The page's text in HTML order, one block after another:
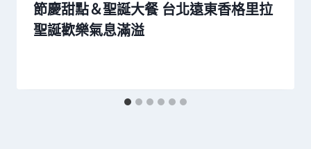
節慶甜點＆聖誕大餐 台北遠東香格里拉
聖誕歡樂氣息滿溢